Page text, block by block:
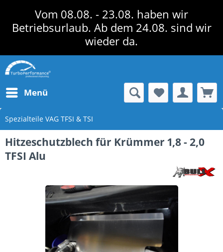
Vom 08.08. - 23.08. haben wir
Betriebsurlaub. Ab dem 24.08. sind wir
wieder da.
Menü
Spezialteile VAG TFSI & TSI
Hitzeschutzblech für Krümmer 1,8 - 2,0
TFSI Alu